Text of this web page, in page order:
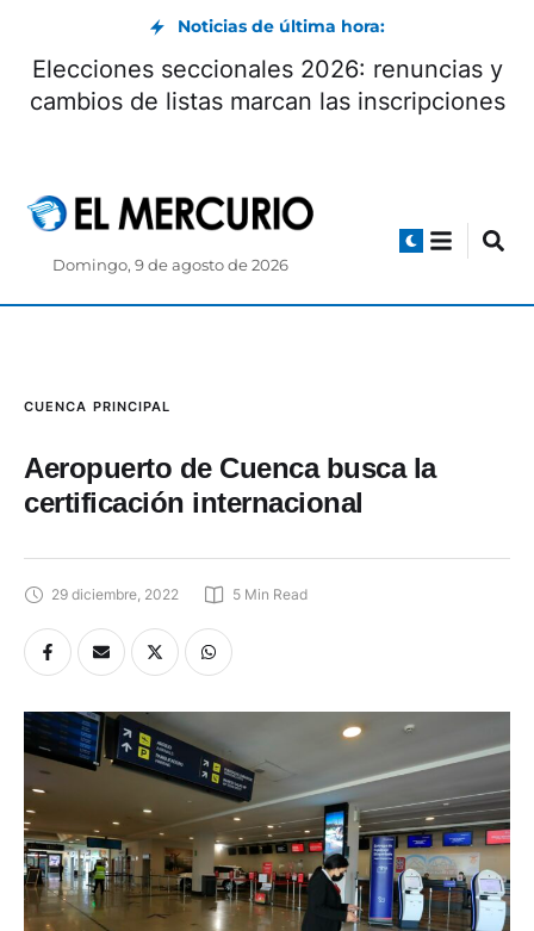
Noticias de última hora:
El cuencano Jorge Carpio recibió un
trasplante de riñón tras cuatro años de
Aeropuerto de Cuenca busca la
29 diciembre, 2022